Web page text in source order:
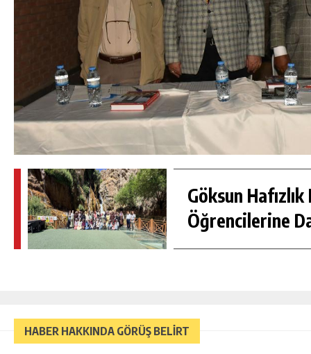
Göksun Hafızlık
Öğrencilerine
HABER HAKKINDA GÖRÜŞ BELİRT